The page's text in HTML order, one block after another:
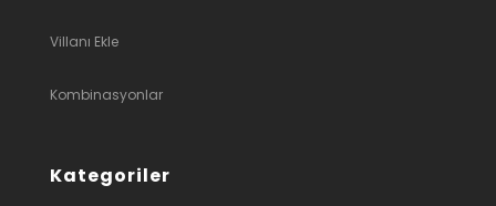
Villanı Ekle
Kombinasyonlar
Kategoriler